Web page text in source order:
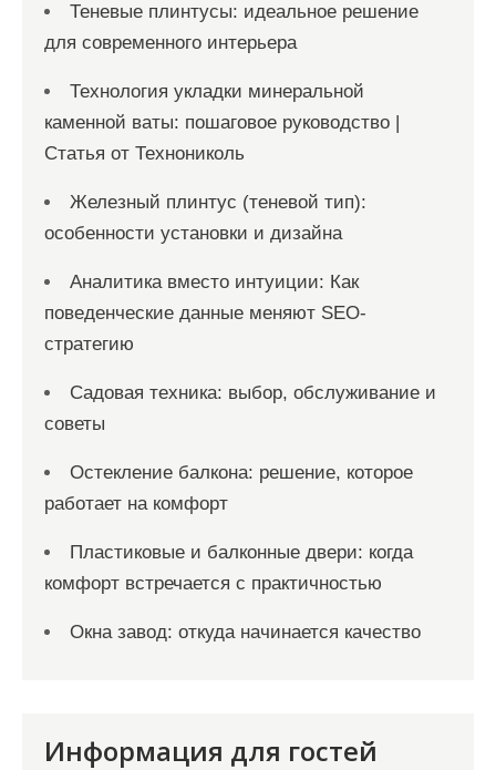
Теневые плинтусы: идеальное решение
для современного интерьера
Технология укладки минеральной
каменной ваты: пошаговое руководство |
Статья от Технониколь
Железный плинтус (теневой тип):
особенности установки и дизайна
Аналитика вместо интуиции: Как
поведенческие данные меняют SEO-
стратегию
Садовая техника: выбор, обслуживание и
советы
Остекление балкона: решение, которое
работает на комфорт
Пластиковые и балконные двери: когда
комфорт встречается с практичностью
Окна завод: откуда начинается качество
Информация для гостей